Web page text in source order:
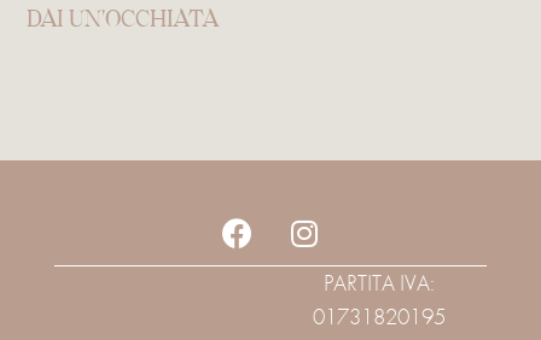
DAI UN'OCCHIATA
PARTITA IVA:
01731820195